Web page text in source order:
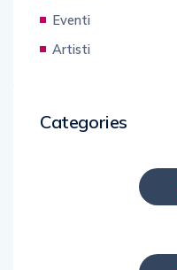
Eventi
Artisti
Categories